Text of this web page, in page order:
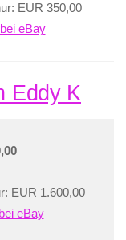
EUR 350,00
eBay
Eddy K
EUR 1.600,00
eBay